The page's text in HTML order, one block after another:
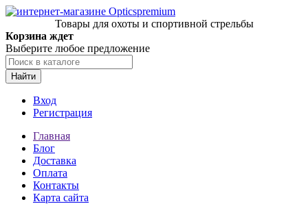
Товары для охоты и спортивной стрельбы
Корзина ждет
Выберите любое предложение
Найти
Вход
Регистрация
Главная
Блог
Доставка
Оплата
Контакты
Карта сайта